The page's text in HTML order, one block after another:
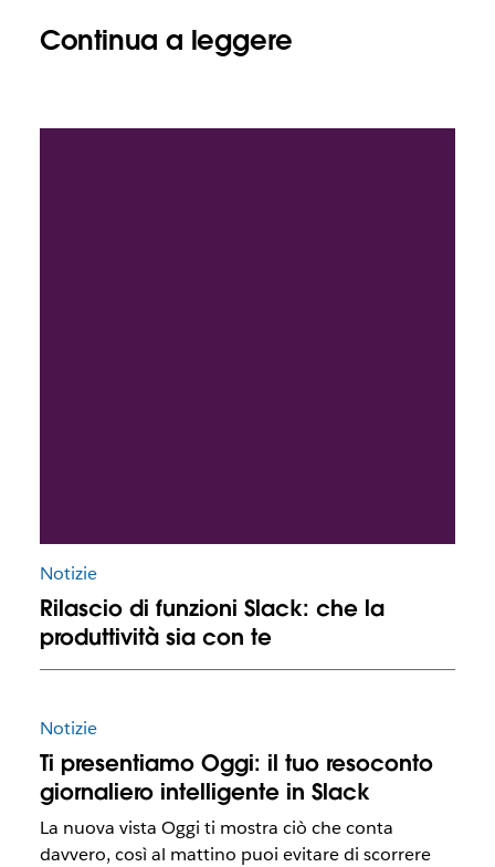
Continua a leggere
Notizie
Rilascio di funzioni Slack: che la
produttività sia con te
Notizie
Ti presentiamo Oggi: il tuo resoconto
giornaliero intelligente in Slack
La nuova vista Oggi ti mostra ciò che conta
davvero, così al mattino puoi evitare di scorrere